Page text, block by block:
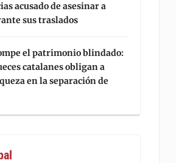
acusado de asesinar a
sus traslados
el patrimonio blindado:
catalanes obligan a
en la separación de